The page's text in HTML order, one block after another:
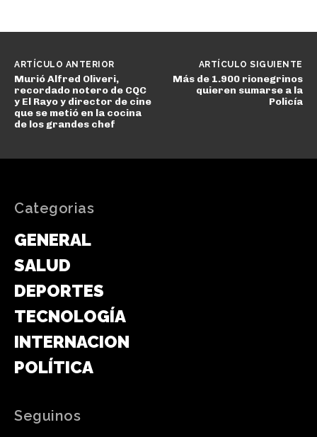
ARTÍCULO ANTERIOR
Murió Alfred Oliveri,
recordado notero de CQC
y El Rayo y director de cine
que se metió en la cocina
de los grandes chef
ARTÍCULO SIGUIENTE
Más de 1.900 rionegrinos
quieren sumarse a la
Policía
Categorias
GENERAL
SALUD
DEPORTES
TECNOLOGÍA
INTERNACIONAL
POLÍTICA
Seguinos